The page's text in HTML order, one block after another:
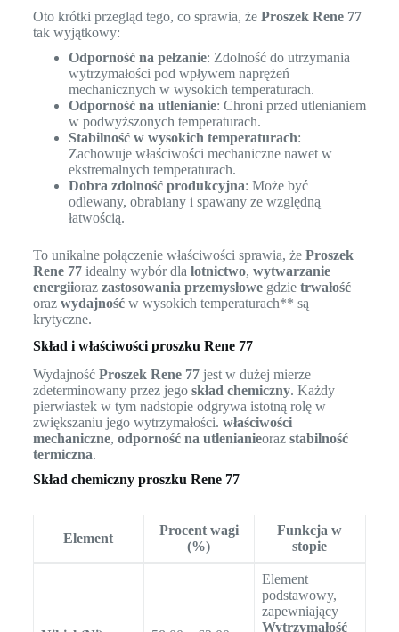
Oto krótki przegląd tego, co sprawia, że Proszek Rene 77
tak wyjątkowy:
Odporność na pełzanie: Zdolność do utrzymania
wytrzymałości pod wpływem naprężeń
mechanicznych w wysokich temperaturach.
Odporność na utlenianie: Chroni przed utlenianiem
w podwyższonych temperaturach.
Stabilność w wysokich temperaturach:
Zachowuje właściwości mechaniczne nawet w
ekstremalnych temperaturach.
Dobra zdolność produkcyjna: Może być
odlewany, obrabiany i spawany ze względną
łatwością.
To unikalne połączenie właściwości sprawia, że Proszek
Rene 77idealny wybór dla lotnictwo, wytwarzanie
energiioraz zastosowania przemysłowegdzie trwałość
oraz wydajnośćw wysokich temperaturach** są
krytyczne.
Skład i właściwości proszku Rene 77
Wydajność Proszek Rene 77jest w dużej mierze
zdeterminowany przez jego skład chemiczny. Każdy
pierwiastek w tym nadstopie odgrywa istotną rolę w
zwiększaniu jego wytrzymałości. właściwości
mechaniczne, odporność na utlenianieoraz stabilność
termiczna.
Skład chemiczny proszku Rene 77
Element
Procent wagi
(%)
Funkcja w
stopie
Element
podstawowy,
zapewniający
Wytrzymałość